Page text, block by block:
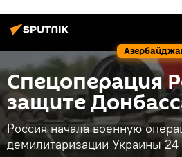
Спецоперация
защите
Россия начала военную
демилитаризации Украины